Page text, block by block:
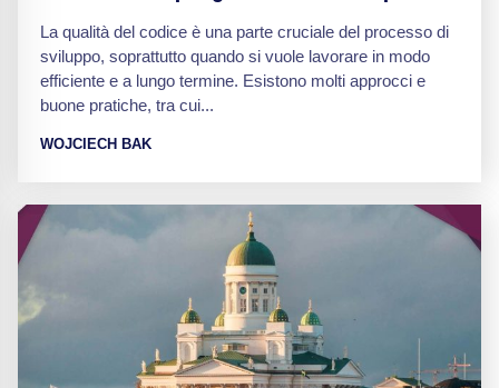
La qualità del codice è una parte cruciale del processo di
sviluppo, soprattutto quando si vuole lavorare in modo
efficiente e a lungo termine. Esistono molti approcci e
buone pratiche, tra cui...
WOJCIECH BAK